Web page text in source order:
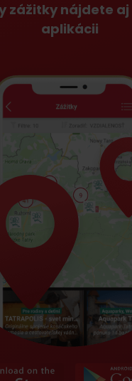
zážitky nájdete aj
aplikácii